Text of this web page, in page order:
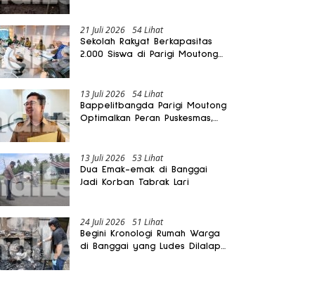
21 Juli 2026 54 Lihat
Sekolah Rakyat Berkapasitas
2.000 Siswa di Parigi Moutong
13 Juli 2026 54 Lihat
Bappelitbangda Parigi Moutong
Optimalkan Peran Puskesmas,
13 Juli 2026 53 Lihat
Dua Emak-emak di Banggai
Jadi Korban Tabrak Lari
24 Juli 2026 51 Lihat
Begini Kronologi Rumah Warga
di Banggai yang Ludes Dilalap